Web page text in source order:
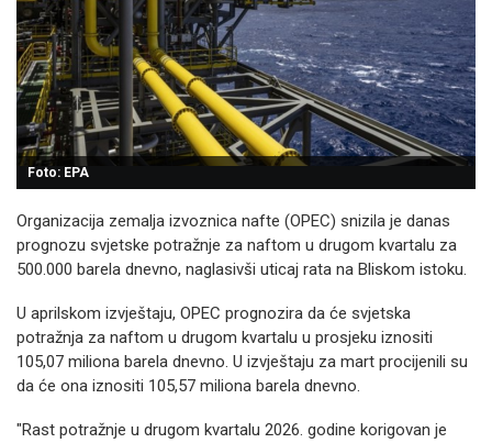
Foto: EPA
Organizacija zemalja izvoznica nafte (OPEC) snizila je danas
prognozu svjetske potražnje za naftom u drugom kvartalu za
500.000 barela dnevno, naglasivši uticaj rata na Bliskom istoku.
U aprilskom izvještaju, OPEC prognozira da će svjetska
potražnja za naftom u drugom kvartalu u prosjeku iznositi
105,07 miliona barela dnevno. U izvještaju za mart procijenili su
da će ona iznositi 105,57 miliona barela dnevno.
"Rast potražnje u drugom kvartalu 2026. godine korigovan je